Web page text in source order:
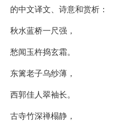
的中文译文、诗意和赏析：
秋水蓝桥一尺强，
愁闻玉杵捣玄霜。
东篱老子乌纱薄，
西郭佳人翠袖长。
古寺竹深禅榻静，